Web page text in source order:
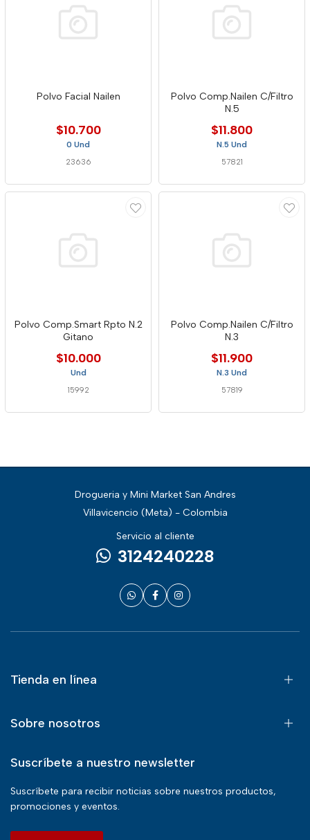
Polvo Facial Nailen
$10.700
0 Und
23636
Polvo Comp.Nailen C/Filtro
N.5
$11.800
N.5 Und
57821
Polvo Comp.Smart Rpto N.2
Gitano
$10.000
Und
15992
Polvo Comp.Nailen C/Filtro
N.3
$11.900
N.3 Und
57819
Drogueria y Mini Market San Andres
Villavicencio (Meta) - Colombia
Servicio al cliente
3124240228
Tienda en línea
Sobre nosotros
Suscríbete a nuestro newsletter
Suscríbete para recibir noticias sobre nuestros productos,
promociones y eventos.